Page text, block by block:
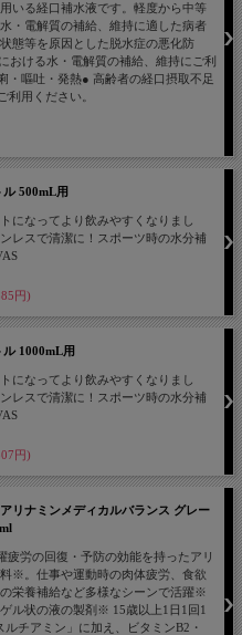
用いる経口補水液です。軽度から中等
・電解質の補給、維持に適した病者
態等を原因とした脱水症の悪化防
おける水・電解質の補給、維持にご利
・嘔吐・発熱● 高齢者の経口摂取不足
利用ください。
500mL用
になってより飲みやすくなりまし
レスで清潔に！スポーツ時の水分補
円)
1000mL用
になってより飲みやすくなりまし
レスで清潔に！スポーツ時の水分補
円)
アリナミンメディカルバランス グレー
疲労の回復・予防の効能を持ったアリ
※。仕事や運動時の肉体疲労、食欲
栄養補給など多様なシーンで活躍※
ル状の液の製剤※ 15歳以上1日1回1
チアミン」に加え、ビタミンB2・